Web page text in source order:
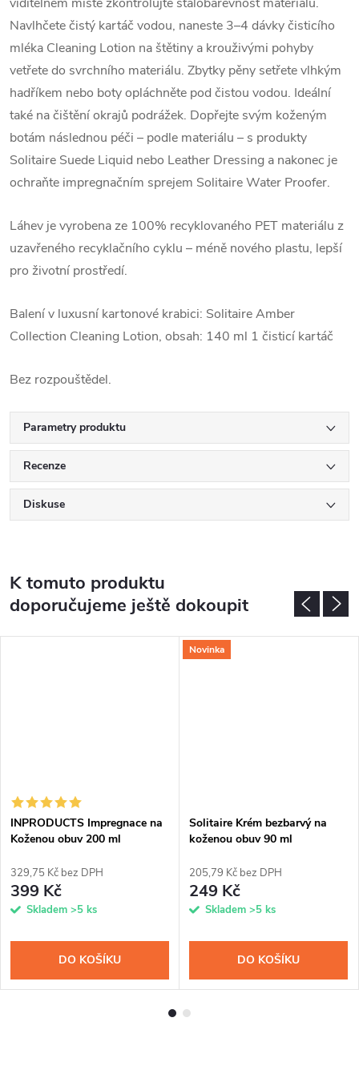
Navlhčete čistý kartáč vodou, naneste 3–4 dávky čisticího
mléka Cleaning Lotion na štětiny a krouživými pohyby
vetřete do svrchního materiálu. Zbytky pěny setřete vlhkým
hadříkem nebo boty opláchněte pod čistou vodou. Ideální
také na čištění okrajů podrážek. Dopřejte svým koženým
botám následnou péči – podle materiálu – s produkty
Solitaire Suede Liquid nebo Leather Dressing a nakonec je
ochraňte impregnačním sprejem Solitaire Water Proofer.
Láhev je vyrobena ze 100% recyklovaného PET materiálu z
uzavřeného recyklačního cyklu – méně nového plastu, lepší
pro životní prostředí.
Balení v luxusní kartonové krabici: Solitaire Amber
Collection Cleaning Lotion, obsah: 140 ml 1 čisticí kartáč
Bez rozpouštědel.
Parametry produktu
Recenze
Diskuse
K tomuto produktu
doporučujeme ještě dokoupit
INPRODUCTS Impregnace na
Koženou obuv 200 ml
329,75 Kč bez DPH
399 Kč
Skladem >5 ks
DO KOŠÍKU
Novinka
Solitaire Krém bezbarvý na
koženou obuv 90 ml
205,79 Kč bez DPH
249 Kč
Skladem >5 ks
DO KOŠÍKU